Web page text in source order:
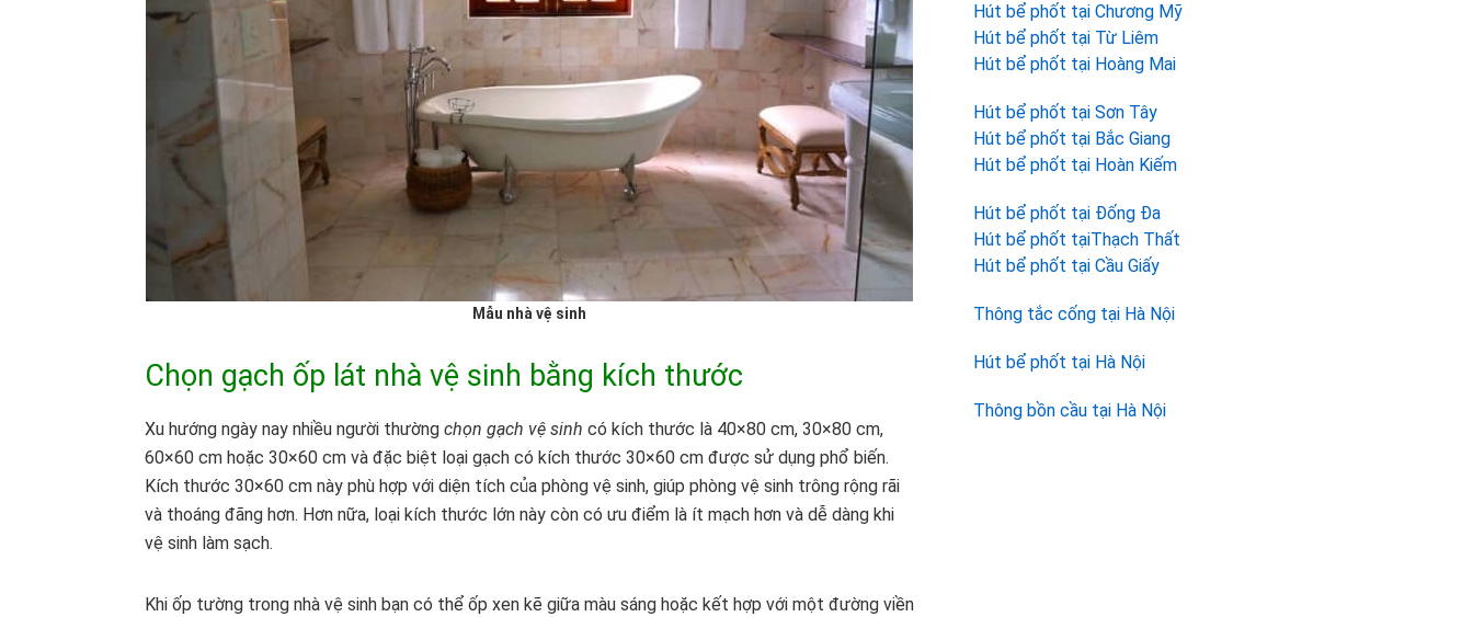
Mẫu nhà vệ sinh
Chọn gạch ốp lát nhà vệ sinh bằng kích thước
Xu hướng ngày nay nhiều người thường chọn gạch vệ sinh có kích thước là 40×80 cm, 30×80 cm,
60×60 cm hoặc 30×60 cm và đặc biệt loại gạch có kích thước 30×60 cm được sử dụng phổ biến.
Kích thước 30×60 cm này phù hợp với diện tích của phòng vệ sinh, giúp phòng vệ sinh trông rộng rãi
và thoáng đãng hơn. Hơn nữa, loại kích thước lớn này còn có ưu điểm là ít mạch hơn và dễ dàng khi
vệ sinh làm sạch.
Khi ốp tường trong nhà vệ sinh bạn có thể ốp xen kẽ giữa màu sáng hoặc kết hợp với một đường viền
Hút bể phốt tại Chương Mỹ
Hút bể phốt tại Từ Liêm
Hút bể phốt tại Hoàng Mai
Hút bể phốt tại Sơn Tây
Hút bể phốt tại Bắc Giang
Hút bể phốt tại Hoàn Kiếm
Hút bể phốt tại Đống Đa
Hút bể phốt tạiThạch Thất
Hút bể phốt tại Cầu Giấy
Thông tắc cống tại Hà Nội
Hút bể phốt tại Hà Nội
Thông bồn cầu tại Hà Nội